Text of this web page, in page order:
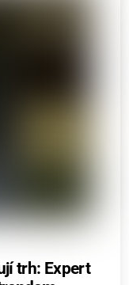
trh: Expert